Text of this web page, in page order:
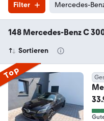
Filter Mercedes-
148 Mercedes-Benz C
Sortieren
Top